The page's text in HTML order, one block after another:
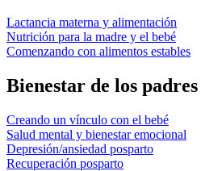
Lactancia materna y alimentación
Nutrición para la madre y el bebé
Comenzando con alimentos estables
Bienestar de los padres
Creando un vínculo con el bebé
Salud mental y bienestar emocional
Depresión/ansiedad posparto
Recuperación posparto